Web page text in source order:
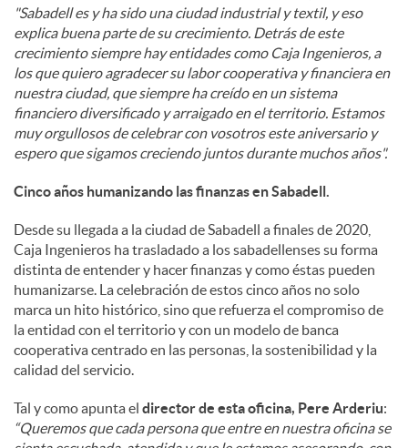
"Sabadell es y ha sido una ciudad industrial y textil, y eso
explica buena parte de su crecimiento. Detrás de este
crecimiento siempre hay entidades como Caja Ingenieros, a
los que quiero agradecer su labor cooperativa y financiera en
nuestra ciudad, que siempre ha creído en un sistema
financiero diversificado y arraigado en el territorio. Estamos
muy orgullosos de celebrar con vosotros este aniversario y
espero que sigamos creciendo juntos durante muchos años".
Cinco años humanizando las finanzas en Sabadell.
Desde su llegada a la ciudad de Sabadell a finales de 2020,
Caja Ingenieros ha trasladado a los sabadellenses su forma
distinta de entender y hacer finanzas y como éstas pueden
humanizarse. La celebración de estos cinco años no solo
marca un hito histórico, sino que refuerza el compromiso de
la entidad con el territorio y con un modelo de banca
cooperativa centrado en las personas, la sostenibilidad y la
calidad del servicio.
Tal y como apunta el director de esta oficina, Pere Arderiu:
“Queremos que cada persona que entre en nuestra oficina se